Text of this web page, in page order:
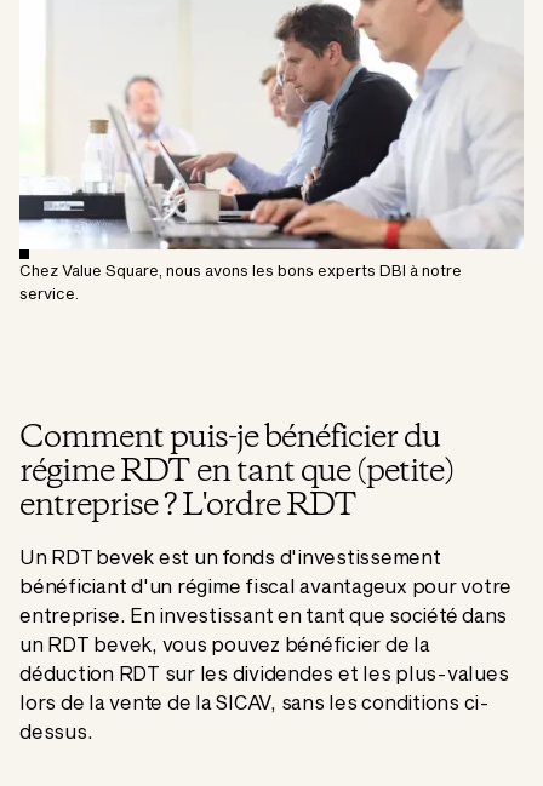
Chez Value Square, nous avons les bons experts DBI à notre
service.
Comment puis-je bénéficier du
régime RDT en tant que (petite)
entreprise ? L'ordre RDT
Un RDT bevek est un fonds d'investissement
bénéficiant d'un régime fiscal avantageux pour votre
entreprise. En investissant en tant que société dans
un RDT bevek, vous pouvez bénéficier de la
déduction RDT sur les dividendes et les plus-values
lors de la vente de la SICAV, sans les conditions ci-
dessus.